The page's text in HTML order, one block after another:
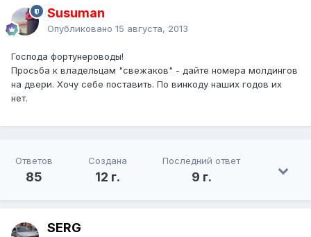
Susuman
Опубликовано 15 августа, 2013
Господа фортунероводы!
Просьба к владельцам "свежаков" - дайте номера молдингов
на двери. Хочу себе поставить. По винкоду наших годов их
нет.
Ответов
85
Создана
12 г.
Последний ответ
9 г.
SERG